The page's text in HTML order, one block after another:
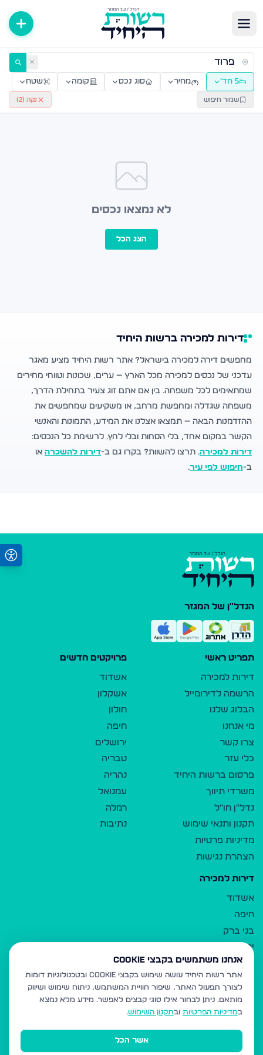
דירות למכירה ולהשכרה — רשות היחיד ✕
5 חד׳ מחיר סוג נכס קומה שטח
שמור חיפוש נקה (2
)
לא נמצאו נכסים
הצג הכל
דירות למכירה ברשות היחיד
מחפשים דירה למכירה בישראל? אתר רשות היחיד מציע מאגר
עדכני של נכסים למכירה מכל הארץ — ערים, שכונות וטווחי מחירים
שמתאימים לכל משפחה. בין אם אתם זוג צעיר בתחילת הדרך,
משפחה שגדלה ומחפשת מרחב, או משקיעים שמחפשים את
ההזדמנות הבאה — תמצאו אצלנו את המידע, התמונות והאנשי
הקשר במקום אחד, בלי הסחות ובלי לחץ. לרשימת כל הנכסים:
דירות למכירה. תרצו להשוות? בקרו גם ב-דירות להשכרה או
ב-חיפוש לפי עיר.
הנדל"ן של המגזר
תפריט ראשי
דירות למכירה
הרשמה לדירומייל
הבלוג שלנו
מי אנחנו
צרו קשר
כלי עזר
פרסום ברשות היחיד
משרדי תיווך
נדל"ן חו"ל
תקנון ותנאי שימוש
מדיניות פרטיות
הצהרת נגישות
פרויקטים חדשים
אשדוד
אשקלון
חולון
חיפה
ירושלים
טבריה
נהריה
עמנואל
רמלה
נתיבות
דירות למכירה
אשדוד
חיפה
בני ברק
ירושלים
אלעד
גבעת זאב
בית שמש
רכסים
מודיעין עילית
אנחנו משתמשים בקבצי Cookie
אתר רשות היחיד עושה שימוש בקבצי Cookie ובטכנולוגיות דומות
לצורך תפעול האתר, שיפור חוויית המשתמש, ניתוח שימוש ושיווק
מותאם. ניתן לבחור אילו סוגי קבצים לאפשר. מידע מלא נמצא
במדיניות הפרטיות ובתקנון השימוש.
אשר הכל